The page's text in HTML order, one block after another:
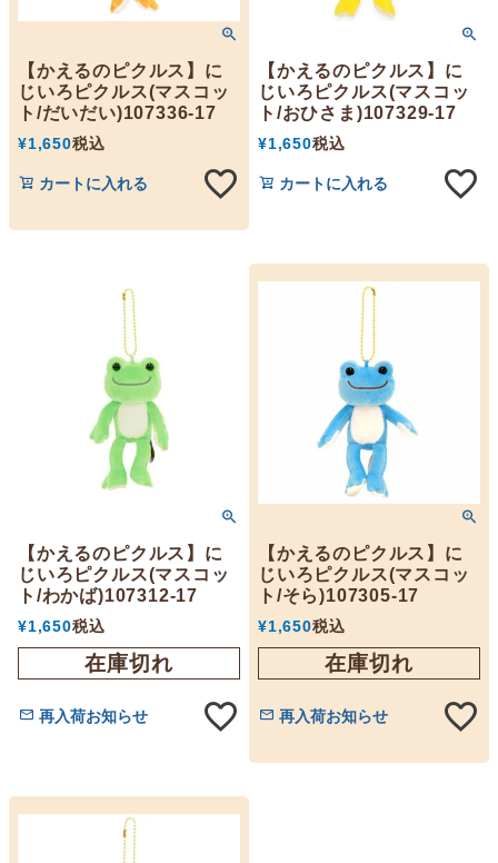
【かえるのピクルス】に
じいろピクルス(マスコッ
ト/だいだい)107336-17
¥1,650税込
カートに入れる
【かえるのピクルス】に
じいろピクルス(マスコッ
ト/おひさま)107329-17
¥1,650税込
カートに入れる
【かえるのピクルス】に
じいろピクルス(マスコッ
ト/わかば)107312-17
¥1,650税込
在庫切れ
再入荷お知らせ
【かえるのピクルス】に
じいろピクルス(マスコッ
ト/そら)107305-17
¥1,650税込
在庫切れ
再入荷お知らせ